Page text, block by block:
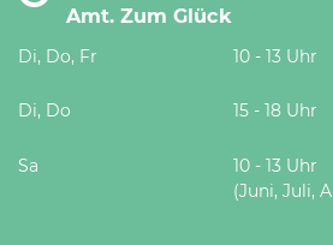
Amt. Zum Glück
Di, Do, Fr 10 - 13 Uhr
Di, Do 15 - 18 Uhr
Sa
10 - 13 Uhr
(Juni, Juli,